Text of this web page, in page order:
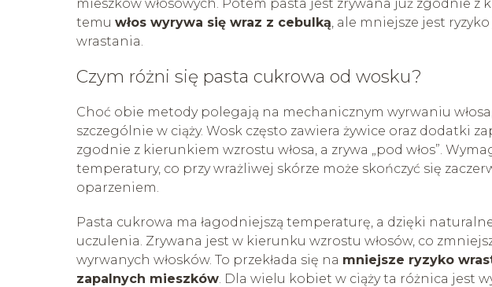
mieszków włosowych. Potem pasta jest zrywana już zgodnie z
temu włos wyrywa się wraz z cebulką, ale mniejsze jest
wrastania.
Czym różni się pasta cukrowa od wosku?
Choć obie metody polegają na mechanicznym wyrwaniu
szczególnie w ciąży. Wosk często zawiera żywice oraz dodatki
zgodnie z kierunkiem wzrostu włosa, a zrywa „pod włos”.
temperatury, co przy wrażliwej skórze może skończyć się
oparzeniem.
Pasta cukrowa ma łagodniejszą temperaturę, a dzięki
uczulenia. Zrywana jest w kierunku wzrostu włosów, co
wyrwanych włosków. To przekłada się na mniejsze ryzyko
zapalnych mieszków. Dla wielu kobiet w ciąży ta różnica jest